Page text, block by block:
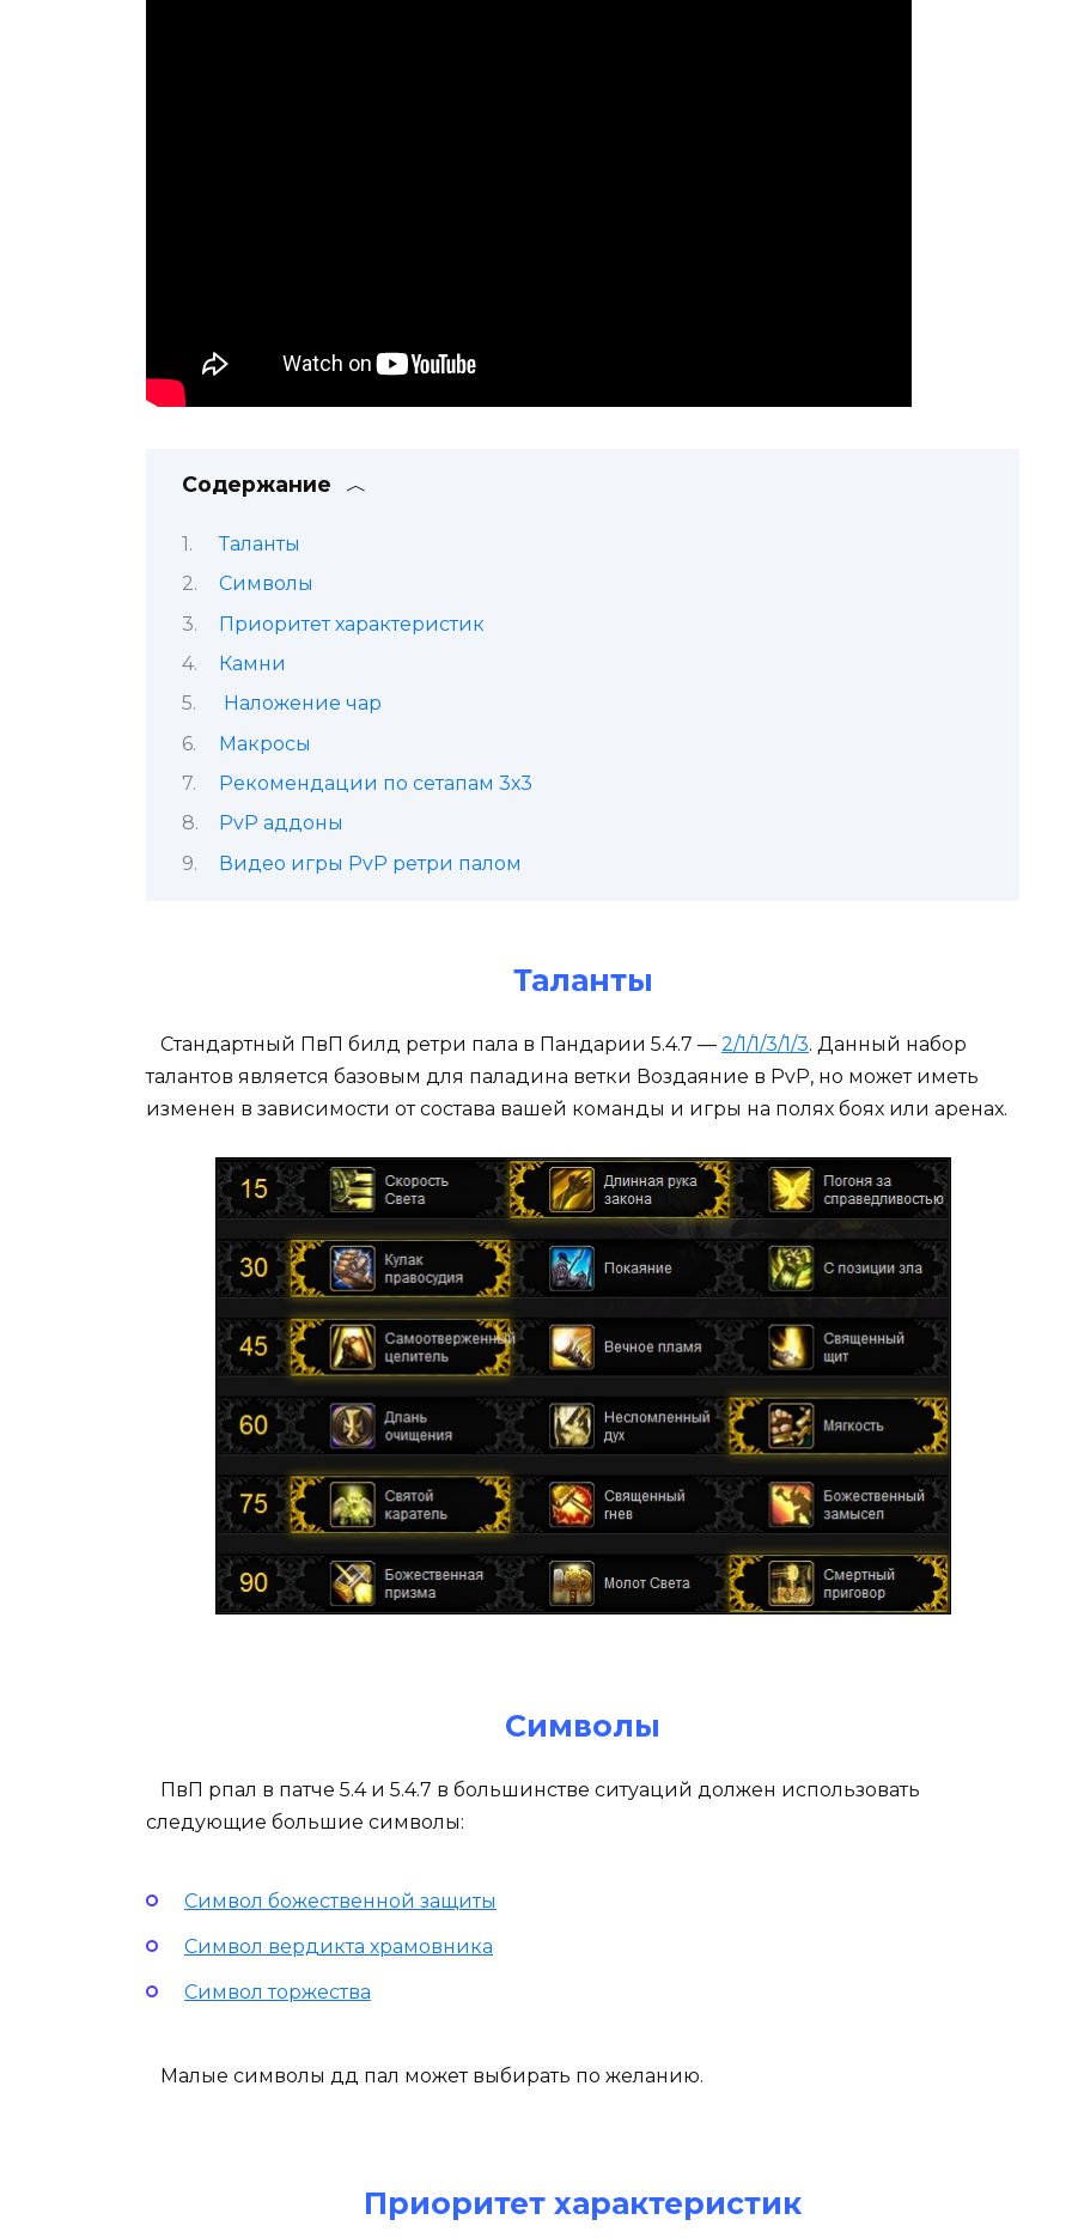
Содержание
Таланты
Символы
Приоритет характеристик
Камни
Наложение чар
Макросы
Рекомендации по сетапам 3х3
PvP аддоны
Видео игры PvP ретри палом
Таланты
Стандартный ПвП билд ретри пала в Пандарии 5.4.7 — 2/1/1/3/1/3. Данный набор
талантов является базовым для паладина ветки Воздаяние в PvP, но может иметь
изменен в зависимости от состава вашей команды и игры на полях боях или аренах.
Символы
ПвП рпал в патче 5.4 и 5.4.7 в большинстве ситуаций должен использовать
следующие большие символы:
Символ божественной защиты
Символ вердикта храмовника
Символ торжества
Малые символы дд пал может выбирать по желанию.
Приоритет характеристик